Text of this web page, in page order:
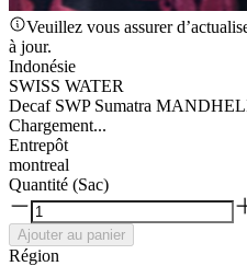
Veuillez vous assurer
à jour.
Indonésie
SWISS WATER
Decaf SWP Sumatra
Chargement...
Entrepôt
montreal
Quantité (Sac)
Ajouter au panier
Région